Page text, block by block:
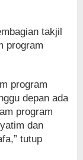
takjil
program
program
depan ada
program
dan
tutup